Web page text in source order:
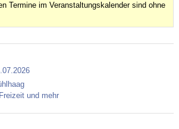
Termine im Veranstaltungskalender sind ohne
und mehr